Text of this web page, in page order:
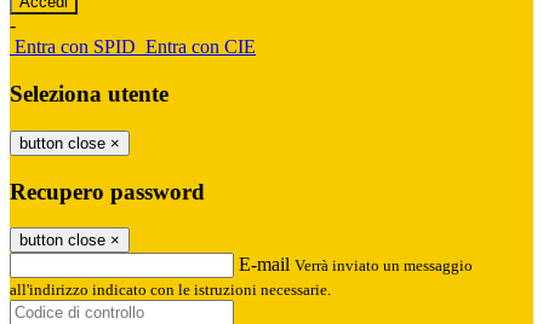
-
Entra con SPID Entra con CIE
Seleziona utente
button close ×
Recupero password
button close ×
E-mail Verrà inviato un messaggio
all'indirizzo indicato con le istruzioni necessarie.